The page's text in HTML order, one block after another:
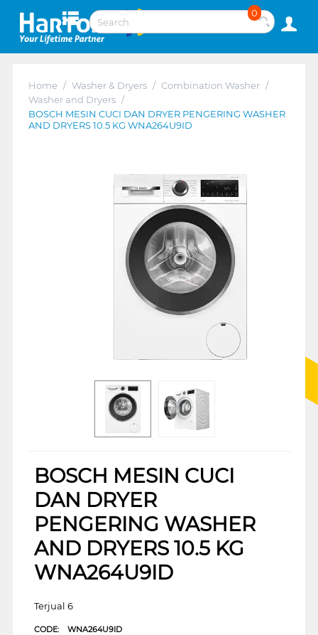
0
Home / Washer & Dryers / Combination Washer /
Washer and Dryers /
BOSCH MESIN CUCI DAN DRYER PENGERING WASHER
AND DRYERS 10.5 KG WNA264U9ID
BOSCH MESIN CUCI
DAN DRYER
PENGERING WASHER
AND DRYERS 10.5 KG
WNA264U9ID
Terjual 6
CODE: WNA264U9ID